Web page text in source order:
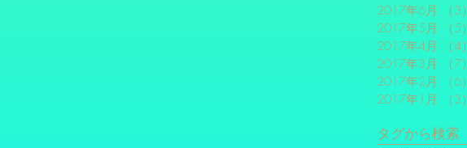
2017年6月
（3）
2017年5月
（5）
2017年4月
（4）
2017年3月
（7）
2017年2月
（6）
2017年1月
（3）
タグから検索